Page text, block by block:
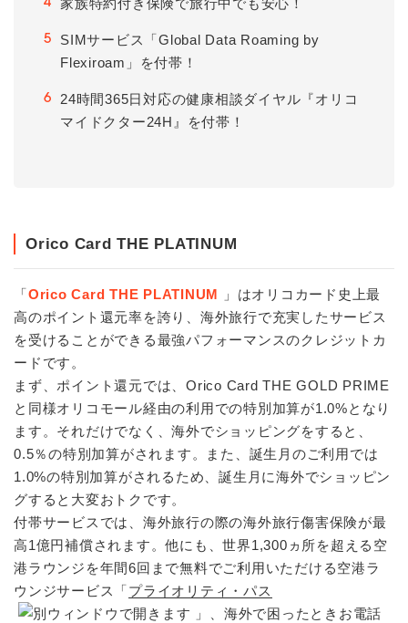
4 家族特約付き保険で旅行中でも安心！
5
SIMサービス「Global Data Roaming by
Flexiroam」を付帯！
6
24時間365日対応の健康相談ダイヤル『オリコ
マイドクター24H』を付帯！
Orico Card THE PLATINUM
「Orico Card THE PLATINUM
」はオリコカード史上最
高のポイント還元率を誇り、海外旅行で充実したサービス
を受けることができる最強パフォーマンスのクレジットカ
ードです。
まず、ポイント還元では、Orico Card THE GOLD PRIME
と同様オリコモール経由の利用での特別加算が1.0%となり
ます。それだけでなく、海外でショッピングをすると、
0.5％の特別加算がされます。また、誕生月のご利用では
1.0%の特別加算がされるため、誕生月に海外でショッピン
グすると大変おトクです。
付帯サービスでは、海外旅行の際の海外旅行傷害保険が最
高1億円補償されます。他にも、世界1,300ヵ所を超える空
港ラウンジを年間6回まで無料でご利用いただける空港ラ
ウンジサービス「プライオリティ・パス
」、海外で困ったときお電話